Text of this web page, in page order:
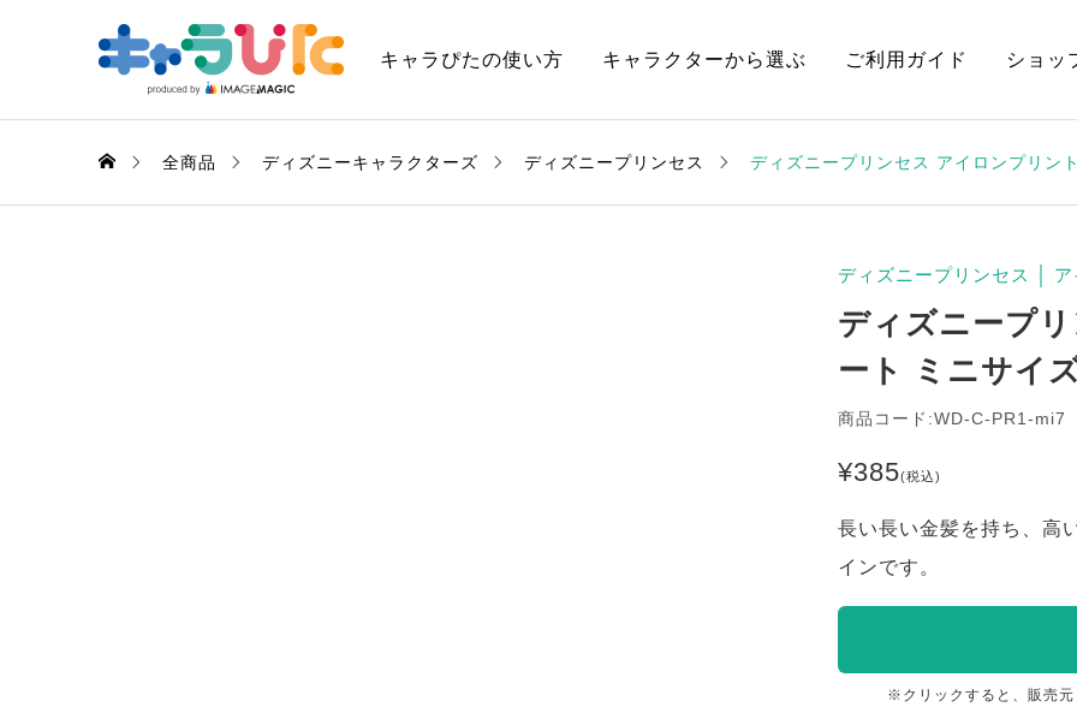
キャラぴたの使い方 キャラクターから選ぶ ご利用ガイド ショッ
全商品 ディズニーキャラクターズ ディズニープリンセス ディズニープリンセス アイロンプリン
ディズニープリンセス
ディズニープ
ート ミニサイ
商品コード:WD-C-PR1-mi7
¥385(税込)
長い長い金髪を持ち、高
インです。
※クリックすると、販売